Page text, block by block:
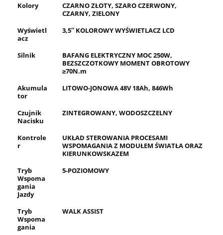
Kolory
CZARNO ZŁOTY, SZARO CZERWONY,
CZARNY, ZIELONY
Wyświetl
acz
3,5″ KOLOROWY WYŚWIETLACZ LCD
Silnik
BAFANG ELEKTRYCZNY MOC 250W,
BEZSZCZOTKOWY MOMENT OBROTOWY
≥70N.m
Akumula
tor
LITOWO-JONOWA 48V 18Ah, 846Wh
Czujnik
Nacisku
ZINTEGROWANY, WODOSZCZELNY
Kontrole
r
UKŁAD STEROWANIA PROCESAMI
WSPOMAGANIA Z MODUŁEM ŚWIATŁA ORAZ
KIERUNKOWSKAZEM
Tryb
Wspoma
gania
Jazdy
5-POZIOMOWY
Tryb
Wspoma
gania
WALK ASSIST